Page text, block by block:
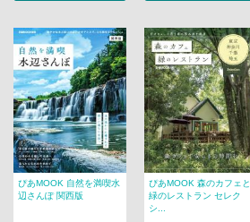
ぴあMOOK 自然を満喫水
辺さんぽ 関西版
ぴあMOOK 森のカフェと
緑のレストラン セレク
シ...